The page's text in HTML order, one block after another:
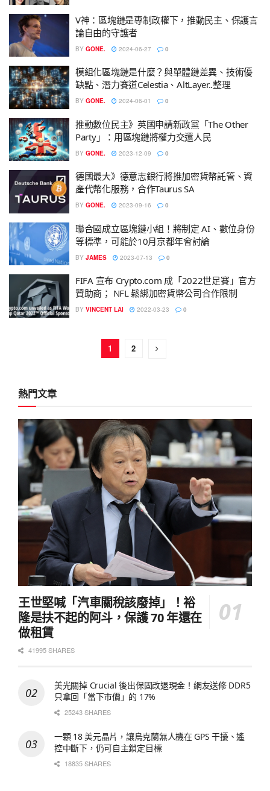
V神：區塊鏈是專制政權下，推動民主、保護言
論自由的守護者
BY GONE. 2024-06-27 0
模組化區塊鏈是什麼？與單體鏈差異、技術優
缺點、潛力賽道Celestia、AltLayer..整理
BY GONE. 2024-06-01 0
推動數位民主》英國申請新政黨「The Other
Party」：用區塊鏈將權力交還人民
BY GONE. 2023-12-09 0
德國最大》德意志銀行將推加密貨幣託管、資
產代幣化服務，合作Taurus SA
BY GONE. 2023-09-16 0
聯合國成立區塊鏈小組！將制定 AI、數位身份
等標準，可能於10月京都年會討論
BY JAMES 2023-07-13 0
FIFA 宣布 Crypto.com 成「2022世足賽」官方
贊助商； NFL 鬆綁加密貨幣公司合作限制
BY VINCENT LAI 2022-03-23 0
1 2
熱門文章
王世堅喊「汽車關稅該廢掉」！裕
隆是扶不起的阿斗，保護 70 年還在
做租賃
41995 SHARES
美光關掉 Crucial 後出保固改退現金！網友送修 DDR5
只拿回「當下市價」的 17%
25243 SHARES
一顆 18 美元晶片，讓烏克蘭無人機在 GPS 干擾、遙
控中斷下，仍可自主鎖定目標
18835 SHARES